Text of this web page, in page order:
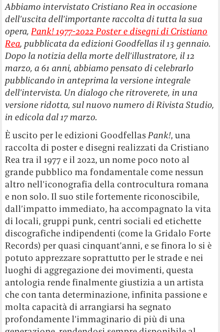
Abbiamo intervistato Cristiano Rea in occasione
dell’uscita dell’importante raccolta di tutta la sua
opera,Pank! 1977-2022 Poster e disegni di Cristiano
Rea, pubblicata da edizioni Goodfellas il 13 gennaio.
Dopo la notizia della morte dell’illustratore, il 12
marzo, a 61 anni, abbiamo pensato di celebrarlo
pubblicando in anteprima la versione integrale
dell’intervista. Un dialogo che ritroverete, in una
versione ridotta, sul nuovo numero di Rivista Studio,
in edicola dal 17 marzo.
È uscito per le edizioni GoodfellasPank!, una
raccolta di poster e disegni realizzati da Cristiano
Rea tra il 1977 e il 2022, un nome poco noto al
grande pubblico ma fondamentale come nessun
altro nell’iconografia della controcultura romana
e non solo. Il suo stile fortemente riconoscibile,
dall’impatto immediato, ha accompagnato la vita
di locali, gruppi punk, centri sociali ed etichette
discografiche indipendenti (come la Gridalo Forte
Records) per quasi cinquant’anni, e se finora lo si è
potuto apprezzare soprattutto per le strade e nei
luoghi di aggregazione dei movimenti, questa
antologia rende finalmente giustizia a un artista
che con tanta determinazione, infinita passione e
molta capacità di arrangiarsi ha segnato
profondamente l’immaginario di più di una